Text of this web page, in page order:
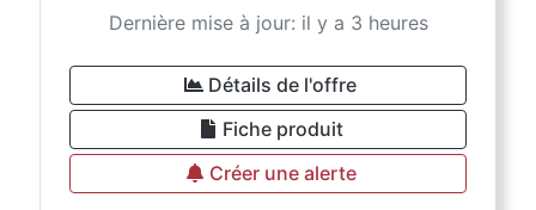
Dernière mise à jour: il y a 3 heures
Détails de l'offre
Fiche produit
Créer une alerte